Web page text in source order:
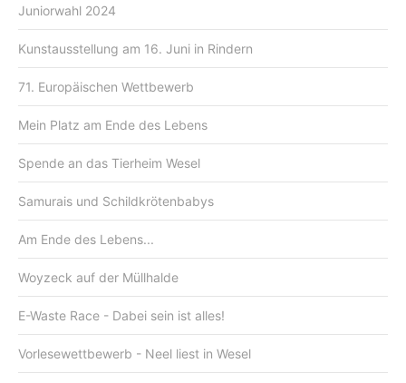
Juniorwahl 2024
Kunstausstellung am 16. Juni in Rindern
71. Europäischen Wettbewerb
Mein Platz am Ende des Lebens
Spende an das Tierheim Wesel
Samurais und Schildkrötenbabys
Am Ende des Lebens...
Woyzeck auf der Müllhalde
E-Waste Race - Dabei sein ist alles!
Vorlesewettbewerb - Neel liest in Wesel